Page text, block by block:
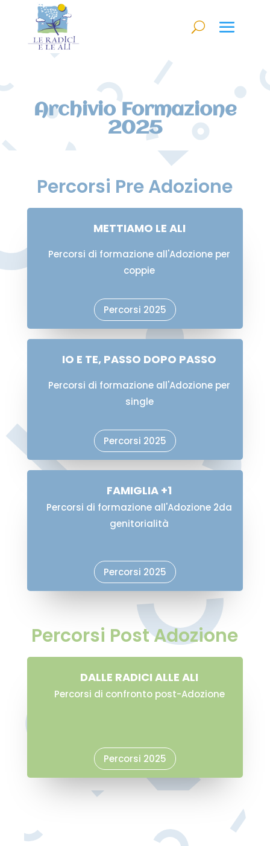
Archivio Formazione
2025
Percorsi Pre Adozione
METTIAMO LE ALI
Percorsi di formazione all'Adozione per
coppie
Percorsi 2025
IO E TE, PASSO DOPO PASSO
Percorsi di formazione all'Adozione per
single
Percorsi 2025
FAMIGLIA +1
Percorsi di formazione all'Adozione 2da
genitorialità
Percorsi 2025
Percorsi Post Adozione
DALLE RADICI ALLE ALI
Percorsi di confronto post-Adozione
Percorsi 2025